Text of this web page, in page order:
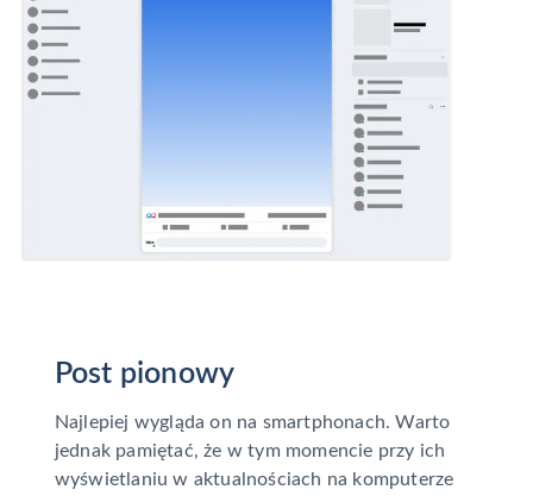
Post pionowy
Najlepiej wygląda on na smartphonach. Warto
jednak pamiętać, że w tym momencie przy ich
wyświetlaniu w aktualnościach na komputerze